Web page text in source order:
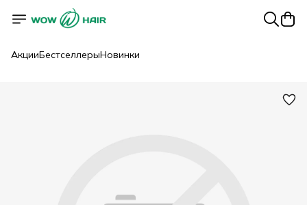
АкцииБестселлерыНовинки